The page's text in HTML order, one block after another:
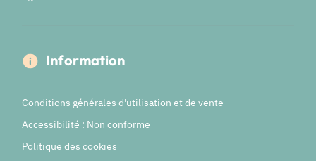
Information
Conditions générales d'utilisation et de vente
Accessibilité : Non conforme
Politique des cookies